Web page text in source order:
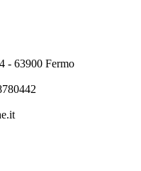
- 63900 Fermo